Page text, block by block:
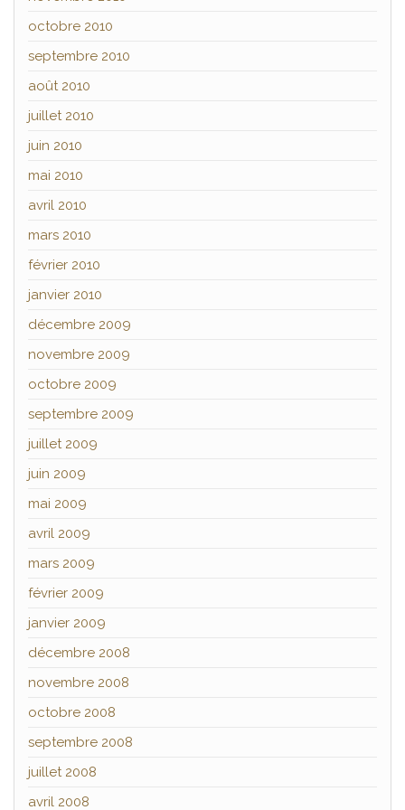
octobre 2010
septembre 2010
août 2010
juillet 2010
juin 2010
mai 2010
avril 2010
mars 2010
février 2010
janvier 2010
décembre 2009
novembre 2009
octobre 2009
septembre 2009
juillet 2009
juin 2009
mai 2009
avril 2009
mars 2009
février 2009
janvier 2009
décembre 2008
novembre 2008
octobre 2008
septembre 2008
juillet 2008
avril 2008